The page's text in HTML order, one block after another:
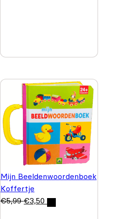
Mijn Beeldenwoordenboek
Koffertje
€5,99 €3,50